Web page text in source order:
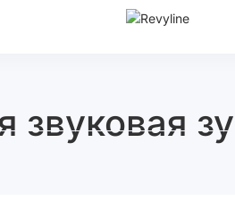
звуковая